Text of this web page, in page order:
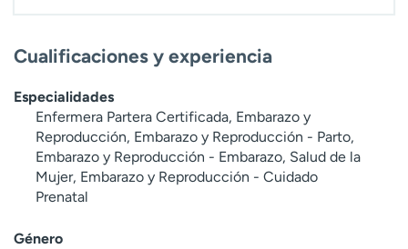
Cualificaciones y experiencia
Especialidades
Enfermera Partera Certificada, Embarazo y
Reproducción, Embarazo y Reproducción - Parto,
Embarazo y Reproducción - Embarazo, Salud de la
Mujer, Embarazo y Reproducción - Cuidado
Prenatal
Género